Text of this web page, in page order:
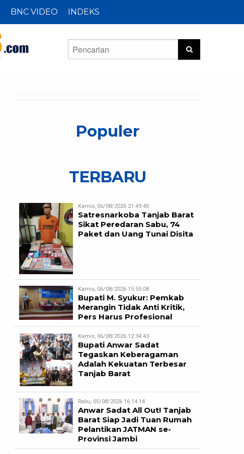
BNC VIDEO INDEKS
Populer
TERBARU
Kamis, 06/08/2026 21:49:40
Satresnarkoba Tanjab Barat
Sikat Peredaran Sabu, 74
Paket dan Uang Tunai Disita
Kamis, 06/08/2026 15:55:08
Bupati M. Syukur: Pemkab
Merangin Tidak Anti Kritik,
Pers Harus Profesional
Kamis, 06/08/2026 12:34:43
Bupati Anwar Sadat
Tegaskan Keberagaman
Adalah Kekuatan Terbesar
Tanjab Barat
Rabu, 05/08/2026 16:14:14
Anwar Sadat All Out! Tanjab
Barat Siap Jadi Tuan Rumah
Pelantikan JATMAN se-
Provinsi Jambi